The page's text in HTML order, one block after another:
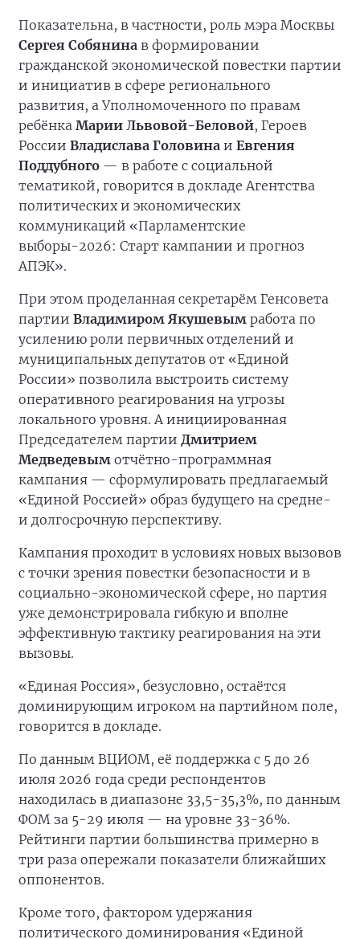
Показательна, в частности, роль мэра Москвы
Сергея Собянина в формировании
гражданской экономической повестки партии
и инициатив в сфере регионального
развития, а Уполномоченного по правам
ребёнка Марии Львовой-Беловой, Героев
России Владислава Головина и Евгения
Поддубного — в работе с социальной
тематикой, говорится в докладе Агентства
политических и экономических
коммуникаций «Парламентские
выборы-2026: Старт кампании и прогноз
АПЭК».
При этом проделанная секретарём Генсовета
партии Владимиром Якушевым работа по
усилению роли первичных отделений и
муниципальных депутатов от «Единой
России» позволила выстроить систему
оперативного реагирования на угрозы
локального уровня. А инициированная
Председателем партии Дмитрием
Медведевым отчётно-программная
кампания — сформулировать предлагаемый
«Единой Россией» образ будущего на средне-
и долгосрочную перспективу.
Кампания проходит в условиях новых вызовов
с точки зрения повестки безопасности и в
социально-экономической сфере, но партия
уже демонстрировала гибкую и вполне
эффективную тактику реагирования на эти
вызовы.
«Единая Россия», безусловно, остаётся
доминирующим игроком на партийном поле,
говорится в докладе.
По данным ВЦИОМ, её поддержка с 5 до 26
июля 2026 года среди респондентов
находилась в диапазоне 33,5-35,3%, по данным
ФОМ за 5-29 июля — на уровне 33-36%.
Рейтинги партии большинства примерно в
три раза опережали показатели ближайших
оппонентов.
Кроме того, фактором удержания
политического доминирования «Единой